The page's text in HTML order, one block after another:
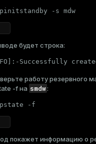
-s mdw
будет строка:
Successfully
работу резервного
-fна smdw:
-f
покажет информацию о